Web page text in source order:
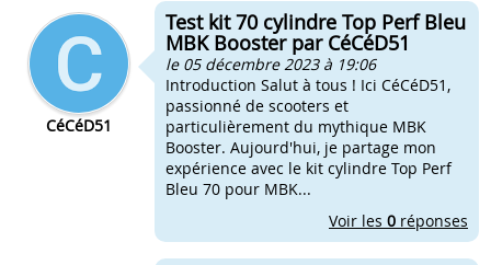
Changer joint spy booster
Comment changer guidon booster
CéCéD51
Test kit 70 cylindre Top Perf Bleu
MBK Booster par CéCéD51
le 05 décembre 2023 à 19:06
Introduction Salut à tous ! Ici CéCéD51,
passionné de scooters et
particulièrement du mythique MBK
Booster. Aujourd'hui, je partage mon
expérience avec le kit cylindre Top Perf
Bleu 70 pour MBK...
Voir les 0 réponses